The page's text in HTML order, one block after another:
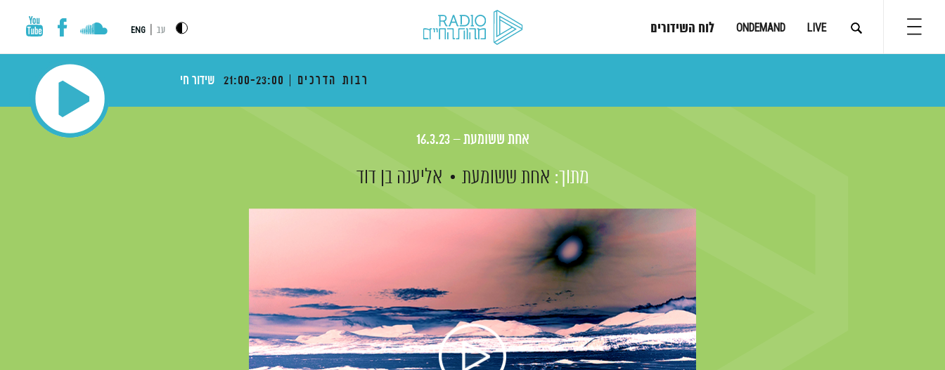
LIVE
ONDEMAND לוח השידורים עב ENG
רבות הדרכים 21:00-23:00 שידור חי
אחת ששומעת – 16.3.23
מתוך: אחת ששומעת אליענה בן דוד